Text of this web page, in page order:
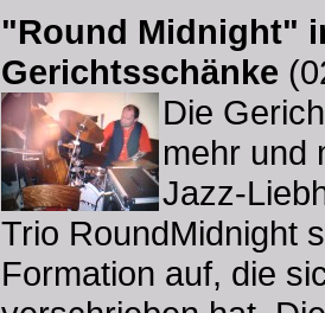
"Round Midnight"
Gerichtsschänke
Die
mehr und
Jazz-
Trio RoundMidnight
Formation auf, die